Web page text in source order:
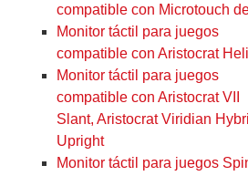
compatible con Microtouch
Monitor táctil para juegos
compatible con Aristocrat
Monitor táctil para juegos
compatible con Aristocrat VII
Slant, Aristocrat Viridian
Upright
Monitor táctil para juegos